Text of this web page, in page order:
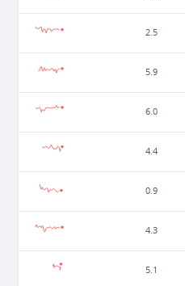
2.5
5.9
6.0
4.4
0.9
4.3
5.1